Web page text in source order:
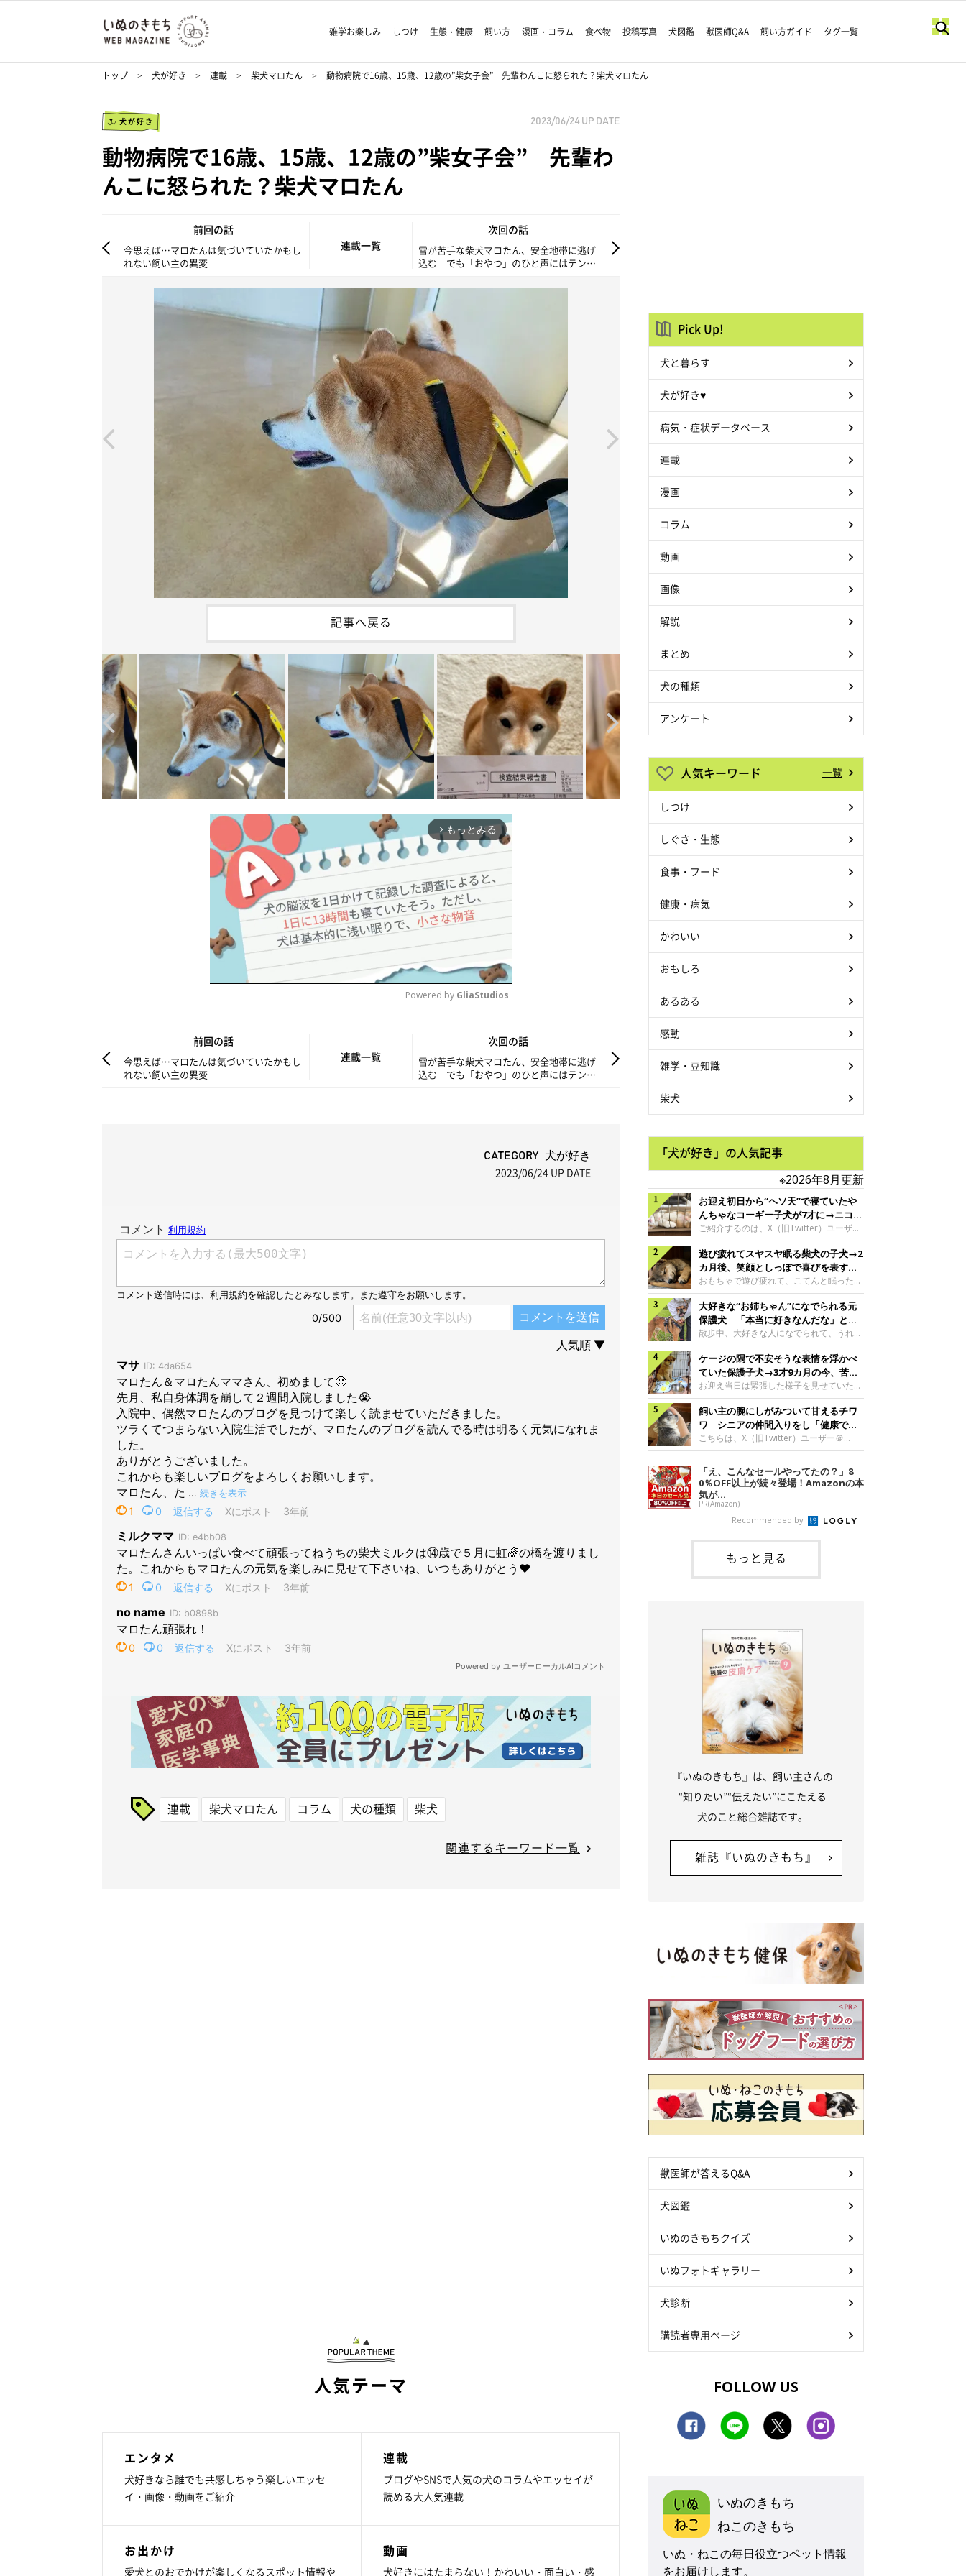
雑学お楽しみ しつけ 生態・健康 飼い方 漫画・コラム 食べ物 投稿写真 犬図鑑 獣医師Q&A 飼い方ガイド タグ一覧
トップ 犬が好き 連載 柴犬マロたん 動物病院で16歳、15歳、12歳の”柴女子会” 先輩わんこに怒られた？柴犬マロたん
犬が好き 2023/06/24 UP DATE
動物病院で16歳、15歳、12歳の”柴女子会” 先輩わ
んこに怒られた？柴犬マロたん
前回の話
今思えば…マロたんは気づいていたかもし
れない飼い主の異変
連載一覧
次回の話
雷が苦手な柴犬マロたん、安全地帯に逃げ
込む でも「おやつ」のひと声にはテンシ
記事へ戻る
arrow_forward_ios もっとみる
u
t
Powered by GliaStudios
前回の話
今思えば…マロたんは気づいていたかもし
れない飼い主の異変
連載一覧
次回の話
雷が苦手な柴犬マロたん、安全地帯に逃げ
込む でも「おやつ」のひと声にはテンシ
CATEGORY 犬が好き
2023/06/24 UP DATE
連載 柴犬マロたん コラム 犬の種類 柴犬
関連するキーワード一覧
人気テーマ
エンタメ
犬好きなら誰でも共感しちゃう楽しいエッセ
イ・画像・動画をご紹介
連載
ブログやSNSで人気の犬のコラムやエッセイが
読める大人気連載
お出かけ
愛犬とのおでかけが楽しくなるスポット情報や
動画
犬好きにはたまらない！かわいい・面白い・感
Pick Up!
犬と暮らす
犬が好き♥
病気・症状データベース
連載
漫画
コラム
動画
画像
解説
まとめ
犬の種類
アンケート
人気キーワード 一覧
しつけ
しぐさ・生態
食事・フード
健康・病気
かわいい
おもしろ
あるある
感動
雑学・豆知識
柴犬
「犬が好き」の人気記事
※2026年8月更新
お迎え初日から“ヘソ天”で寝ていたや
んちゃなコーギー子犬が7才に→ニコニ
コ“コーギースマイル”が魅力のコに成
長！
ご紹介するのは、X（旧Twitter）ユーザー
＠Kus1oKg2vsgdWS2さんの愛犬でウェル
シュ・コーギー・ペンブロークの神楽ちゃ
ん。今年の8月で7才になるという神楽ちゃ
んですが、いったいどんな子犬時代を過ご
したのでしょうか。今回は、神楽ちゃんの
成長を飼い主さんと振り返ります！神楽ち
ゃんの成長について聞いた！お迎えから数
日後の神楽ちゃん（撮影時生後2カ月）＠
Kus1oKg2vsgdWS2――お迎え当初の神楽
ちゃんの様子について教えてください。飼
い主さん： 「お迎え当日から“ヘソ天”で寝
るようなコでし
遊び疲れてスヤスヤ眠る柴犬の子犬→2
カ月後、笑顔としっぽで喜びを表すコ
に成長！
おもちゃで遊び疲れて、こてんと眠った子
犬。あれから2カ月、表情や行動にさまざ
まな変化が見られるようになりました。遊
び疲れて眠る生後2カ月のなっちゃん遊び
疲れた様子のなっちゃん。@Pkndg_紹介
するのは、X（旧Twitter）ユーザー
@Pkndg_さんの愛犬・なっちゃん（取材
時、生後4カ月／柴犬）。こちらの写真
は、なっちゃんが生後2カ月のころに撮影
された一枚です。この日、なっちゃんは家
族と一緒におもちゃで遊んでいました。た
くさん遊んで疲れたのか、その後は眠り始
めたそうです。眠るなっちゃん。
@Pkndg_
大好きな“お姉ちゃん”になでられる元
保護犬 「本当に好きなんだな」と感
じる表情にほっこり
散歩中、大好きな人になでられて、うれし
そうな表情を見せる元保護犬。甘えるよう
な姿に、見ているこちらまでほっこりしま
す。大好きな“お姉ちゃん”に甘える小次郎
くん妹さんになでてもらい、うれしそうな
表情を見せる小次郎くん（2026年6月撮
影）。@mika_Jimmy紹介するのは、X（旧
Twitter）ユーザー@mika_Jimmyさんの愛
犬・小次郎くん（撮影時5才）。こちら
は、飼い主さんの妹さんと一緒に散歩をし
日、飼い主さんは実家から自宅へ帰る途
中、妹さんと公園で待ち合わせ
ケージの隅で不安そうな表情を浮かべ
ていた保護子犬→3才9カ月の今、苦手
を克服し頼もしいコに成長！
お迎え当日は緊張した様子を見せていた元
野犬の保護子犬。あれから約3年半、苦手
だったことを一つひとつ克服し、家族に寄
り添う姿を見せています。お迎え当日、ケ
ージの隅で不安そうにお迎え当日のシルビ
アちゃん。@nemonemotos今回紹介する
@nemonemotosさんの愛犬・シルビアち
ゃん（撮影当時、生後推定2カ月）。飼い
主さんが「#最初に撮った一枚」として投
稿した写真には、ケージの隅で不安そうな
表情を浮かべるシルビアちゃんの姿が写っ
ていました。こちらは、保護犬だったシル
飼い主の腕にしがみついて甘えるチワ
ワ シニアの仲間入りをし「健康で穏
やかな暮らしが続いてほしい」と願う
こちらは、X（旧Twitter）ユーザー＠
kotubusuke617さんが投稿した写真。写
っているのは、愛犬でチワワのつぶしゃん
（本名：こつぶちゃん）です。飼い主さん
の腕にしがみつくつぶしゃん（撮影時6
才）＠kotubusuke617撮影当時の状況に
ついて伺うと、飼い主さんはこう教えてく
れました。飼い主さん： 「ある休日のこ
とです。私がソファに座った途端にひざの
上にのってきたので、そのままなでながら
テレビを見ていたのですが、微動だにしな
いので気になって見てみると、腕にしがみ
「え、こんなセールやってたの？」8
0％OFF以上が続々登場！Amazonの本
気が...
PR(Amazon)
Recommended by
もっと見る
『いぬのきもち』は、飼い主さんの
“知りたい”“伝えたい”にこたえる
犬のこと総合雑誌です。
雑誌『いぬのきもち』
獣医師が答えるQ&A
犬図鑑
いぬのきもちクイズ
いぬフォトギャラリー
犬診断
購読者専用ページ
FOLLOW US
いぬのきもち
ねこのきもち
いぬ・ねこの毎日役立つペット情報
をお届けします。